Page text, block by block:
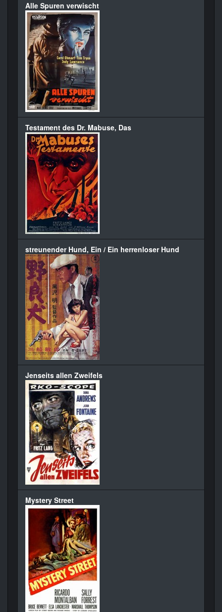
Alle Spuren verwischt
Testament des Dr. Mabuse, Das
streunender Hund, Ein / Ein herrenloser Hund
Jenseits allen Zweifels
Mystery Street